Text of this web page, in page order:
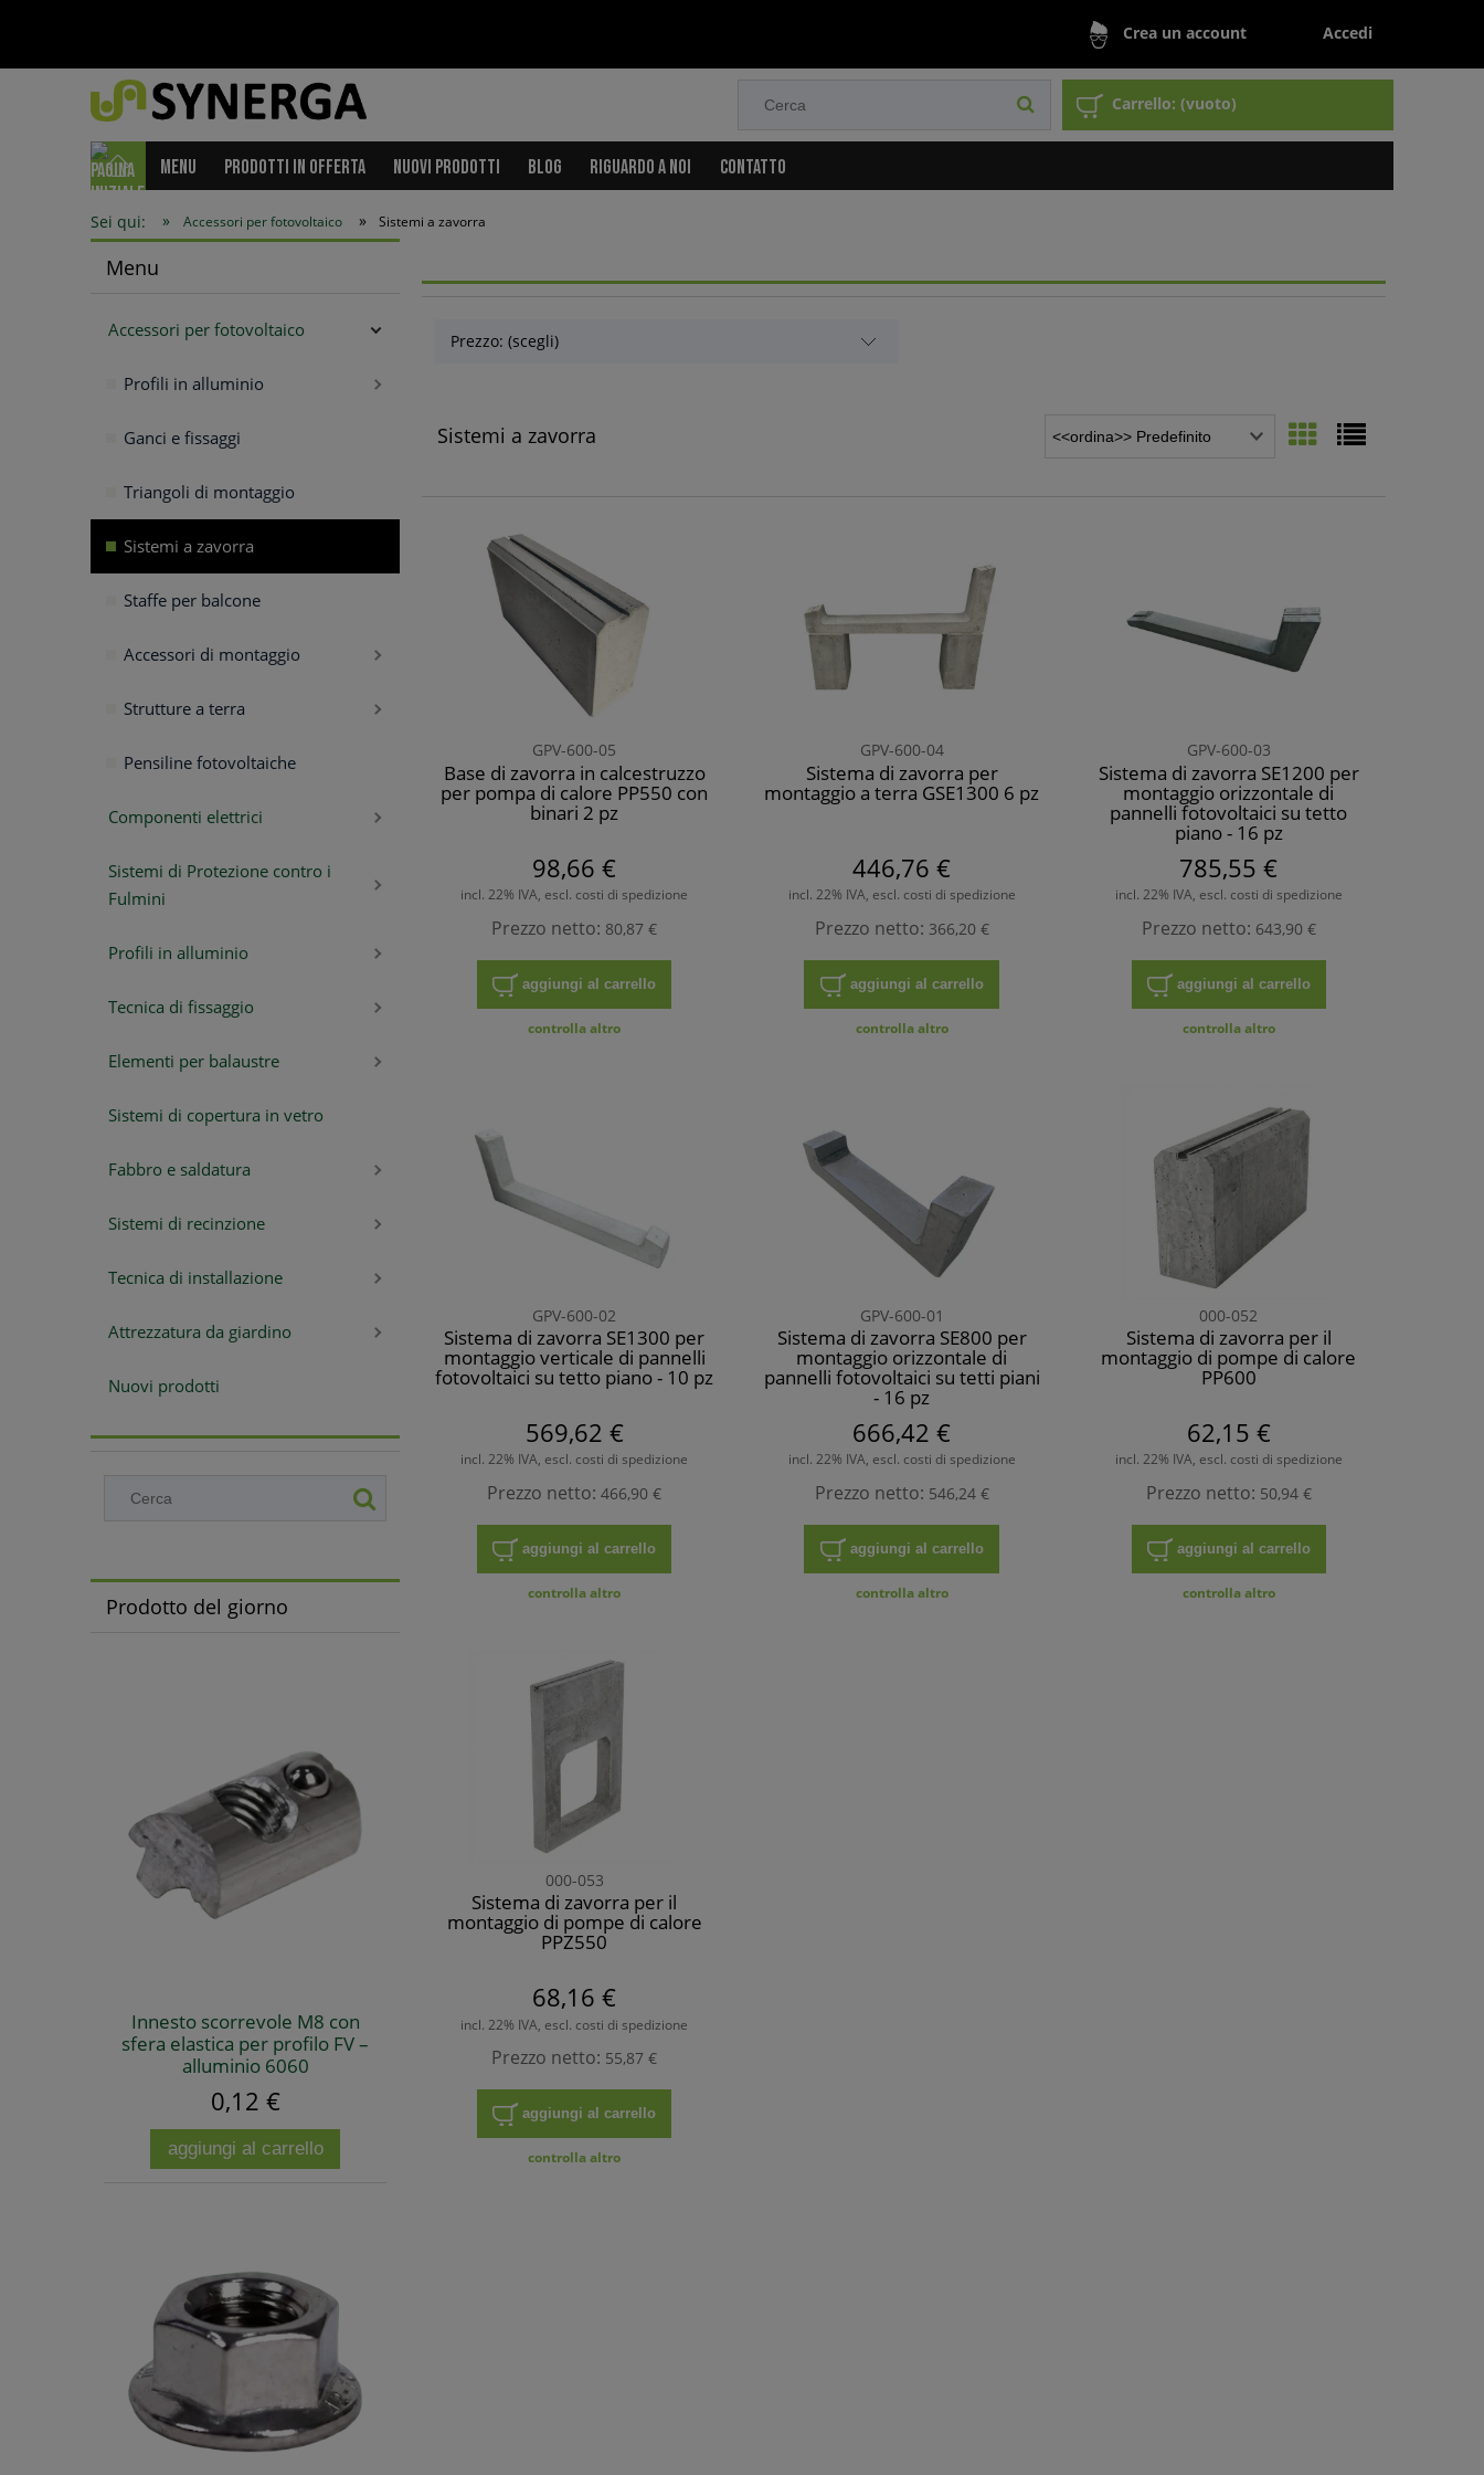
Crea un account Accedi
Carrello: (vuoto)
MENU PRODOTTI IN OFFERTA NUOVI PRODOTTI BLOG RIGUARDO A NOI CONTATTO
Sei qui: » Accessori per fotovoltaico » Sistemi a zavorra
Menu
Accessori per fotovoltaico
Profili in alluminio
Ganci e fissaggi
Triangoli di montaggio
Sistemi a zavorra
Staffe per balcone
Accessori di montaggio
Strutture a terra
Pensiline fotovoltaiche
Componenti elettrici
Sistemi di Protezione contro i
Fulmini
Profili in alluminio
Tecnica di fissaggio
Elementi per balaustre
Sistemi di copertura in vetro
Fabbro e saldatura
Sistemi di recinzione
Tecnica di installazione
Attrezzatura da giardino
Nuovi prodotti
Prodotto del giorno
Innesto scorrevole M8 con
sfera elastica per profilo FV –
alluminio 6060
0,12 €
aggiungi al carrello
Prezzo: (scegli)
Sistemi a zavorra
GPV-600-05
Base di zavorra in calcestruzzo
per pompa di calore PP550 con
binari 2 pz
98,66 €
incl. 22% IVA, escl. costi di spedizione
Prezzo netto: 80,87 €
aggiungi al carrello
controlla altro
GPV-600-04
Sistema di zavorra per
montaggio a terra GSE1300 6 pz
446,76 €
incl. 22% IVA, escl. costi di spedizione
Prezzo netto: 366,20 €
aggiungi al carrello
controlla altro
GPV-600-03
Sistema di zavorra SE1200 per
montaggio orizzontale di
pannelli fotovoltaici su tetto
piano - 16 pz
785,55 €
incl. 22% IVA, escl. costi di spedizione
Prezzo netto: 643,90 €
aggiungi al carrello
controlla altro
GPV-600-02
Sistema di zavorra SE1300 per
montaggio verticale di pannelli
fotovoltaici su tetto piano - 10 pz
569,62 €
incl. 22% IVA, escl. costi di spedizione
Prezzo netto:466,90 €
aggiungi al carrello
controlla altro
GPV-600-01
Sistema di zavorra SE800 per
montaggio orizzontale di
pannelli fotovoltaici su tetti piani
- 16 pz
666,42 €
incl. 22% IVA, escl. costi di spedizione
Prezzo netto: 546,24 €
aggiungi al carrello
controlla altro
000-052
Sistema di zavorra per il
montaggio di pompe di calore
PP600
62,15 €
incl. 22% IVA, escl. costi di spedizione
Prezzo netto: 50,94 €
aggiungi al carrello
controlla altro
000-053
Sistema di zavorra per il
montaggio di pompe di calore
PPZ550
68,16 €
incl. 22% IVA, escl. costi di spedizione
Prezzo netto: 55,87 €
aggiungi al carrello
controlla altro